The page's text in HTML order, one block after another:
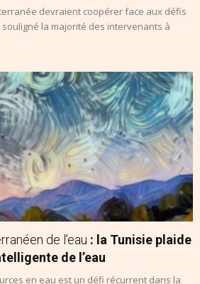
devraient coopérer face aux défis
souligné la majorité des intervenants à
de l’eau : la Tunisie plaide
de l’eau
en eau est un défi récurrent dans la